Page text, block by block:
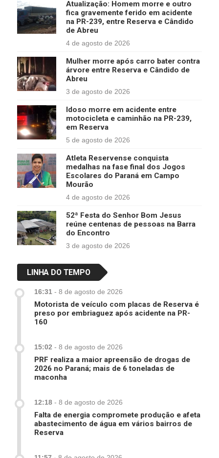
Atualização: Homem morre e outro
fica gravemente ferido em acidente
na PR-239, entre Reserva e Cândido
de Abreu
4 de agosto de 2026
Mulher morre após carro bater contra
árvore entre Reserva e Cândido de
Abreu
3 de agosto de 2026
Idoso morre em acidente entre
motocicleta e caminhão na PR-239,
em Reserva
5 de agosto de 2026
Atleta Reservense conquista
medalhas na fase final dos Jogos
Escolares do Paraná em Campo
Mourão
4 de agosto de 2026
52ª Festa do Senhor Bom Jesus
reúne centenas de pessoas na Barra
do Encontro
3 de agosto de 2026
LINHA DO TEMPO
16:31 - 8 de agosto de 2026
Motorista de veículo com placas de Reserva é
preso por embriaguez após acidente na PR-
160
15:02 - 8 de agosto de 2026
PRF realiza a maior apreensão de drogas de
2026 no Paraná; mais de 6 toneladas de
maconha
12:18 - 8 de agosto de 2026
Falta de energia compromete produção e afeta
abastecimento de água em vários bairros de
Reserva